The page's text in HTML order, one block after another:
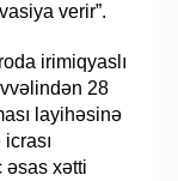
verir”.
irimiqyaslı
28
layihəsinə
əsas xətti